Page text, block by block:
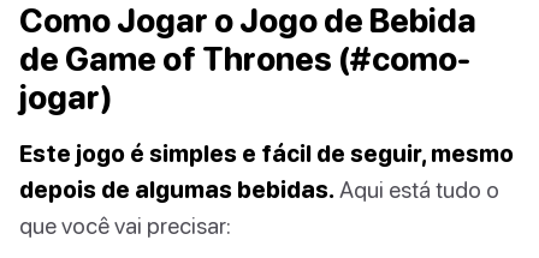
Como Jogar o Jogo de Bebida
de Game of Thrones (#como-
jogar)
Este jogo é simples e fácil de seguir, mesmo
depois de algumas bebidas. Aqui está tudo o
que você vai precisar: